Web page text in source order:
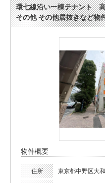
環七線沿い一棟テナント
その他 その他居抜きなど
物件概要
住所 東京都中野区大